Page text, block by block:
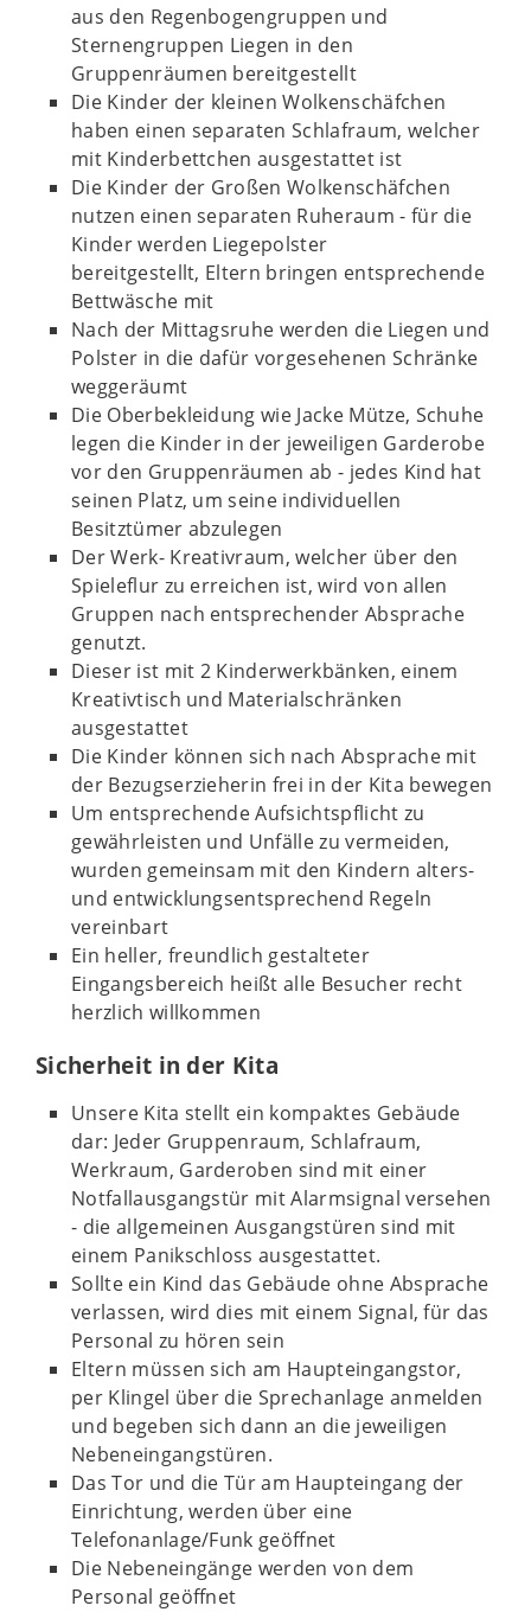
aus den Regenbogengruppen und
Sternengruppen Liegen in den
Gruppenräumen bereitgestellt
Die Kinder der kleinen Wolkenschäfchen
haben einen separaten Schlafraum, welcher
mit Kinderbettchen ausgestattet ist
Die Kinder der Großen Wolkenschäfchen
nutzen einen separaten Ruheraum - für die
Kinder werden Liegepolster
bereitgestellt, Eltern bringen entsprechende
Bettwäsche mit
Nach der Mittagsruhe werden die Liegen und
Polster in die dafür vorgesehenen Schränke
weggeräumt
Die Oberbekleidung wie Jacke Mütze, Schuhe
legen die Kinder in der jeweiligen Garderobe
vor den Gruppenräumen ab - jedes Kind hat
seinen Platz, um seine individuellen
Besitztümer abzulegen
Der Werk- Kreativraum, welcher über den
Spieleflur zu erreichen ist, wird von allen
Gruppen nach entsprechender Absprache
genutzt.
Dieser ist mit 2 Kinderwerkbänken, einem
Kreativtisch und Materialschränken
ausgestattet
Die Kinder können sich nach Absprache mit
der Bezugserzieherin frei in der Kita bewegen
Um entsprechende Aufsichtspflicht zu
gewährleisten und Unfälle zu vermeiden,
wurden gemeinsam mit den Kindern alters-
und entwicklungsentsprechend Regeln
vereinbart
Ein heller, freundlich gestalteter
Eingangsbereich heißt alle Besucher recht
herzlich willkommen
Sicherheit in der Kita
Unsere Kita stellt ein kompaktes Gebäude
dar: Jeder Gruppenraum, Schlafraum,
Werkraum, Garderoben sind mit einer
Notfallausgangstür mit Alarmsignal versehen
- die allgemeinen Ausgangstüren sind mit
einem Panikschloss ausgestattet.
Sollte ein Kind das Gebäude ohne Absprache
verlassen, wird dies mit einem Signal, für das
Personal zu hören sein
Eltern müssen sich am Haupteingangstor,
per Klingel über die Sprechanlage anmelden
und begeben sich dann an die jeweiligen
Nebeneingangstüren.
Das Tor und die Tür am Haupteingang der
Einrichtung, werden über eine
Telefonanlage/Funk geöffnet
Die Nebeneingänge werden von dem
Personal geöffnet